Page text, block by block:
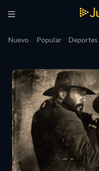
Nuevo Popular Deportes